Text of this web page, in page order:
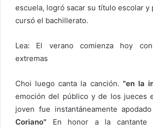
escuela, logró sacar su título escolar y
cursó el bachillerato.
Lea: El verano comienza hoy con
extremas
Choi luego canta la canción. "en la
emoción del público y de los jueces
joven fue instantáneamente apodado
Coriano" En honor a la cantante